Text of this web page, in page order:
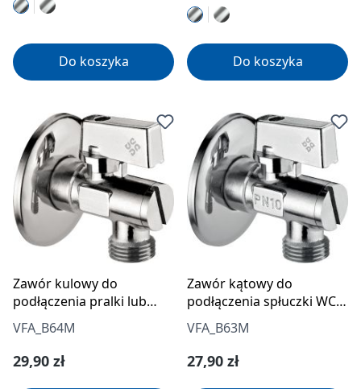
Do koszyka Do koszyka
Zawór kulowy do
podłączenia pralki lub
zmywarki 1/2" - 3/4"
VFA_B64M
Cena regularna:
29,90 zł
Zawór kątowy do
podłączenia spłuczki WC
1/2" - 1/2"
VFA_B63M
Cena regularna:
27,90 zł